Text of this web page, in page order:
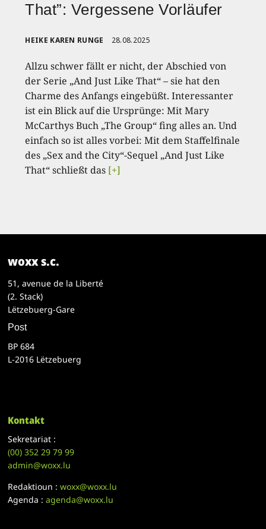
That”: Vergessene Vorläufer
HEIKE KAREN RUNGE 28.08.2025
Allzu schwer fällt er nicht, der Abschied von
der Serie „And Just Like That“ – sie hat den
Charme des Anfangs eingebüßt. Interessanter
ist ein Blick auf die Ursprünge: Mit Mary
McCarthys Buch „The Group“ fing alles an. Und
einfach so ist alles vorbei: Mit dem Staffelfinale
des „Sex and the City“-Sequel „And Just Like
That“ schließt das [+]
woxx s.c.
51, avenue de la Liberté
(2. Stack)
Lëtzebuerg-Gare
Post
BP 684
L-2016 Lëtzebuerg
Kontakt
Sekretariat :
(00)352 29 79 99
admin@woxx.lu
Redaktioun :woxx@woxx.lu
Agenda :agenda@woxx.lu